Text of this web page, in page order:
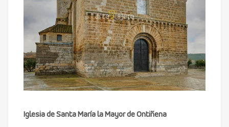
Iglesia de Santa María la Mayor de Ontiñena